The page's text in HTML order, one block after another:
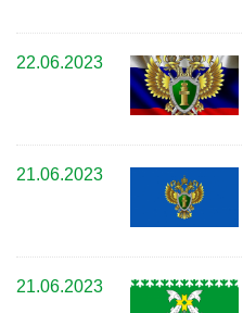
22.06.2023
21.06.2023
21.06.2023